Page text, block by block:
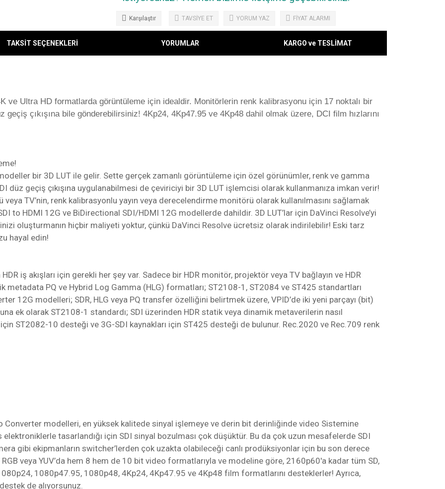
Karşılaştır TAVSİYE ET YORUM YAZ FİYAT ALARMI
TAKSİT SEÇENEKLERİ YORUMLAR KARGO ve TESLİMAT
ve Ultra HD formatlarda görüntüleme için idealdir. Monitörlerin renk kalibrasyonu için 17 noktalı bir
çıkışına bile gönderebilirsiniz! 4Kp24, 4Kp47.95 ve 4Kp48 dahil olmak üzere, DCI film hızlarını
bir 3D LUT ile gelir. Sette gerçek zamanlı görüntüleme için özel görünümler, renk ve gamma
düz geçiş çıkışına uygulanabilmesi de çeviriciyi bir 3D LUT işlemcisi olarak kullanmanıza imkan verir!
TV’nin, renk kalibrasyonlu yayın veya derecelendirme monitörü olarak kullanılmasını sağlamak
to HDMI 12G ve BiDirectional SDI/HDMI 12G modellerde dahildir. 3D LUT’lar için DaVinci Resolve’yi
oluşturmanın hiçbir maliyeti yoktur, çünkü DaVinci Resolve ücretsiz olarak indirilebilir! Eski tarz
hayal edin!
iş akışları için gerekli her şey var. Sadece bir HDR monitör, projektör veya TV bağlayın ve HDR
metadata PQ ve Hybrid Log Gamma (HLG) formatları; ST2108-1, ST2084 ve ST425 standartları
12G modelleri; SDR, HLG veya PQ transfer özelliğini belirtmek üzere, VPID’de iki yeni parçayı (bit)
ek olarak ST2108-1 standardı; SDI üzerinden HDR statik veya dinamik metaverilerin nasıl
için ST2082-10 desteği ve 3G-SDI kaynakları için ST425 desteği de bulunur. Rec.2020 ve Rec.709 renk
Converter modelleri, en yüksek kalitede sinyal işlemeye ve derin bit derinliğinde video Sistemine
tasarlandığı için SDI sinyal bozulması çok düşüktür. Bu da çok uzun mesafelerde SDI
gibi ekipmanların switcher’lerden çok uzakta olabileceği canlı prodüksiyonlar için bu son derece
veya YUV’da hem 8 hem de 10 bit video formatlarıyla ve modeline göre, 2160p60'a kadar tüm SD,
1080p47.95, 1080p48, 4Kp24, 4Kp47.95 ve 4Kp48 film formatlarını desteklerler! Ayrıca,
de alıyorsunuz.